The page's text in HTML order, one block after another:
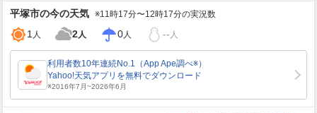
平塚市の今の天気 ※11時17分〜12時17分の実況数
1 人 2人 0人 -- 人